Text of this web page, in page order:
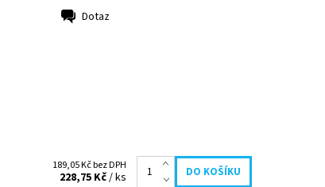
Dotaz
189,05 Kč bez DPH
228,75 Kč/ ks